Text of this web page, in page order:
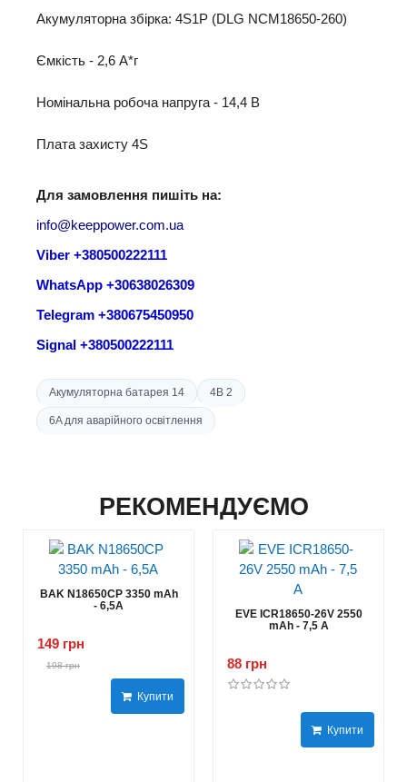
Акумуляторна збірка: 4S1P (DLG NCM18650-260)
Ємкість - 2,6 A*г
Номінальна робоча напруга - 14,4 B
Плата захисту 4S
Для замовлення пишіть на:
info@keeppower.com.ua
Viber +380500222111
WhatsApp +30638026309
Telegram +380675450950
Signal +380500222111
Акумуляторна батарея 14 4В 2
6A для аварійного освітлення
РЕКОМЕНДУЄМО
BAK N18650CP 3350 mAh
- 6,5А
149 грн
198 грн
Купити
EVE ICR18650-26V 2550
mAh - 7,5 А
88 грн
Купити